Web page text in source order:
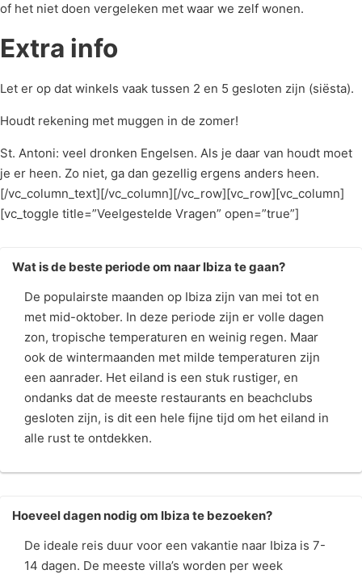
of het niet doen vergeleken met waar we zelf wonen.
Extra info
Let er op dat winkels vaak tussen 2 en 5 gesloten zijn (siësta).
Houdt rekening met muggen in de zomer!
St. Antoni: veel dronken Engelsen. Als je daar van houdt moet
je er heen. Zo niet, ga dan gezellig ergens anders heen.
[/vc_column_text][/vc_column][/vc_row][vc_row][vc_column]
[vc_toggle title=”Veelgestelde Vragen” open=”true”]
Wat is de beste periode om naar Ibiza te gaan?
De populairste maanden op Ibiza zijn van mei tot en
met mid-oktober. In deze periode zijn er volle dagen
zon, tropische temperaturen en weinig regen. Maar
ook de wintermaanden met milde temperaturen zijn
een aanrader. Het eiland is een stuk rustiger, en
ondanks dat de meeste restaurants en beachclubs
gesloten zijn, is dit een hele fijne tijd om het eiland in
alle rust te ontdekken.
Hoeveel dagen nodig om Ibiza te bezoeken?
De ideale reis duur voor een vakantie naar Ibiza is 7-
14 dagen. De meeste villa’s worden per week